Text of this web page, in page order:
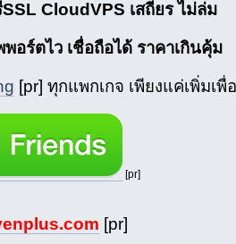
CloudVPS เสถียร ไม่ล่ม
อร์ตไว เชื่อถือได้ ราคาเกินคุ้ม
[pr] ทุกแพกเกจ เพียงแค่เพิ่มเพื่
[pr]
[pr]